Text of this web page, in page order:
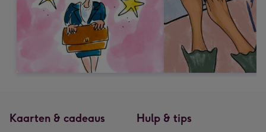
Kaarten & cadeaus Hulp & tips